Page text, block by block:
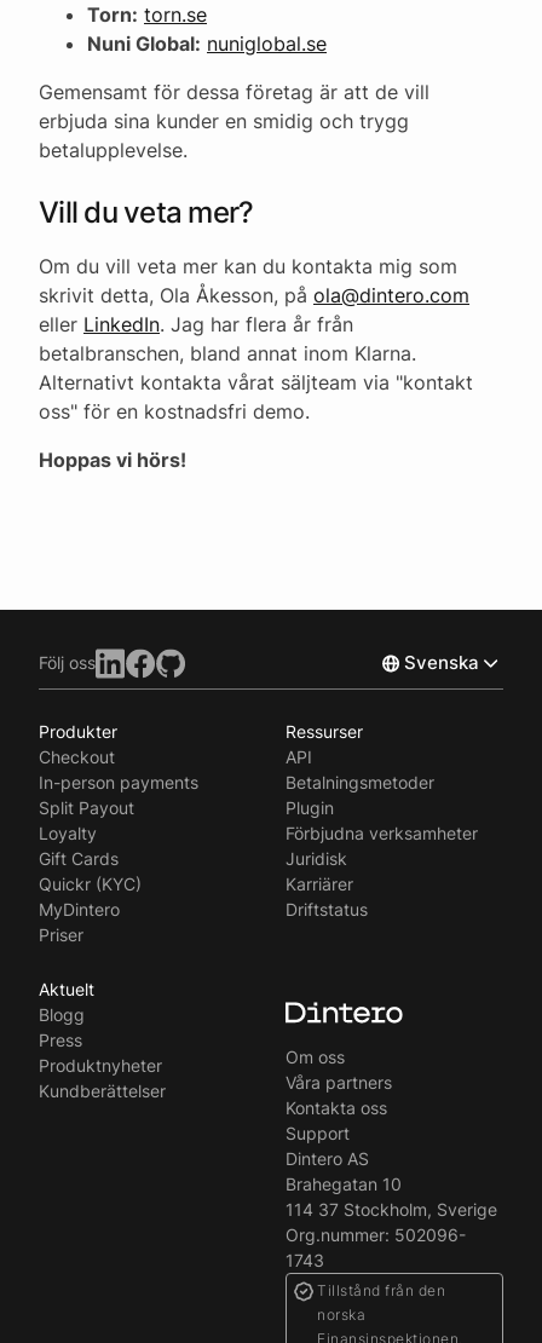
Torn: torn.se
Nuni Global: nuniglobal.se
Gemensamt för dessa företag är att de vill
erbjuda sina kunder en smidig och trygg
betalupplevelse.
Vill du veta mer?
Om du vill veta mer kan du kontakta mig som
skrivit detta, Ola Åkesson, på ola@dintero.com
eller LinkedIn. Jag har flera år från
betalbranschen, bland annat inom Klarna.
Alternativt kontakta vårat säljteam via "kontakt
oss" för en kostnadsfri demo.
Hoppas vi hörs!
Följ oss Svenska
English
Produkter
Checkout
In-person payments
Split Payout
Loyalty
Gift Cards
Quickr (KYC)
MyDintero
Priser
Ressurser
API
Betalningsmetoder
Plugin
Förbjudna verksamheter
Juridisk
Karriärer
Driftstatus
Aktuelt
Blogg
Press
Produktnyheter
Kundberättelser
Om oss
Våra partners
Kontakta oss
Support
Dintero AS
Brahegatan 10
114 37 Stockholm, Sverige
Org.nummer: 502096-
1743
Tillstånd från den
norska
Finansinspektionen.